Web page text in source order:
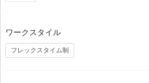
ワークスタイル
フレックスタイム制